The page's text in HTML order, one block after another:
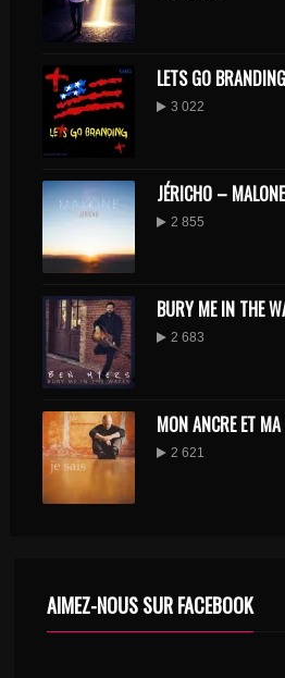
LETS GO
3 022
JÉRICHO – MALONE
2 855
BURY ME IN THE
2 683
MON ANCRE ET
2 621
AIMEZ-NOUS SUR FACEBOOK